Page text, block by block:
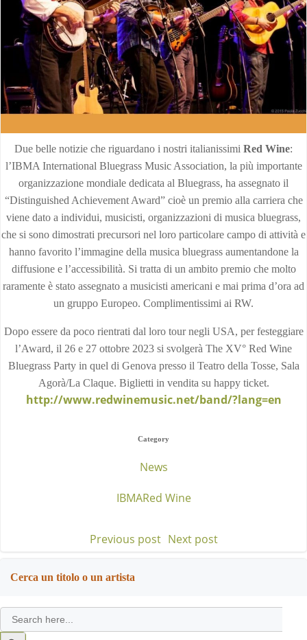
Due belle notizie che riguardano i nostri italianissimi Red Wine:
l’IBMA International Bluegrass Music Association, la più importante
organizzazione mondiale dedicata al Bluegrass, ha assegnato il
“Distinguished Achievement Award” cioè un premio alla carriera che
viene dato a individui, musicisti, organizzazioni di musica bluegrass,
che si sono dimostrati precursori nel loro particolare campo di attività e
hanno favorito l’immagine della musica bluegrass aumentandone la
diffusione e l’accessibilità. Si tratta di un ambito premio che molto
raramente è stato assegnato a musicisti americani e mai prima d’ora ad
un gruppo Europeo. Complimentissimi ai RW.
Dopo essere da poco rientrati dal loro tour negli USA, per festeggiare
l’Award, il 26 e 27 ottobre 2023 si svolgerà The XV° Red Wine
Bluegrass Party in quel di Genova presso il Teatro della Tosse, Sala
Agorà/La Claque. Biglietti in vendita su happy ticket.
http://www.redwinemusic.net/band/?lang=en
Category
News
IBMARed Wine
Post
navigation
Previous post Post
Next post
Cerca un titolo o un artista
Search
for:
Search